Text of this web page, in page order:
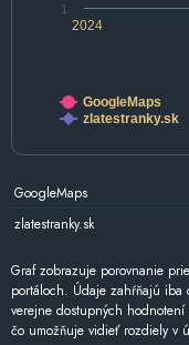
2024
1
GoogleMaps
zlatestranky.sk
GoogleMaps
zlatestranky.sk
Graf zobrazuje porovnanie
portáloch. Údaje zahŕňajú
verejne dostupných
čo umožňuje vidieť rozdiely v